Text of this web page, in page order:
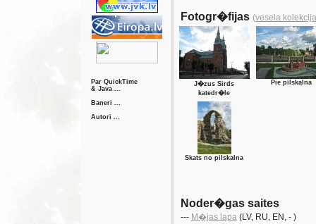
Par QuickTime
& Java ...
Baneri ...
Autori ...
Fotogr�fijas (vesela
J�zus Sirds
katedr�le
Pie pilskalna
Skats no pilskalna
Noder�gas saites
--- M�jas lapa(LV, RU, EN , - )